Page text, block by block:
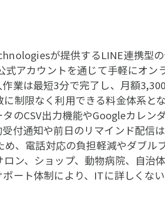
が提供するLINE連携型
式アカウントを通じて手軽にオン
業は最短3分で完了し、月額
制限なく利用できる料金体系と
のCSV出力機能やGoogleカレン
付通知や前日のリマインド配信
め、電話対応の負担軽減やダブル
ン、ショップ、動物病院、自治
ート体制により、ITに詳しくな